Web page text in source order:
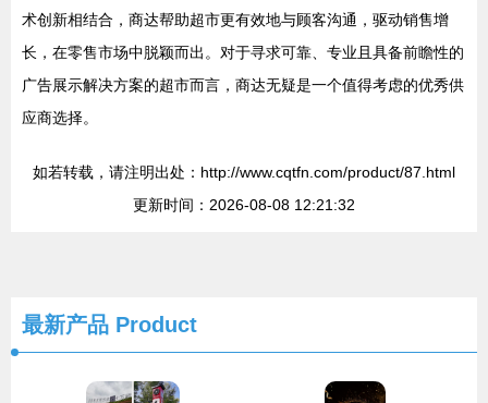
术创新相结合，商达帮助超市更有效地与顾客沟通，驱动销售增
长，在零售市场中脱颖而出。对于寻求可靠、专业且具备前瞻性的
广告展示解决方案的超市而言，商达无疑是一个值得考虑的优秀供
应商选择。
如若转载，请注明出处：http://www.cqtfn.com/product/87.html
更新时间：2026-08-08 12:21:32
最新产品 Product